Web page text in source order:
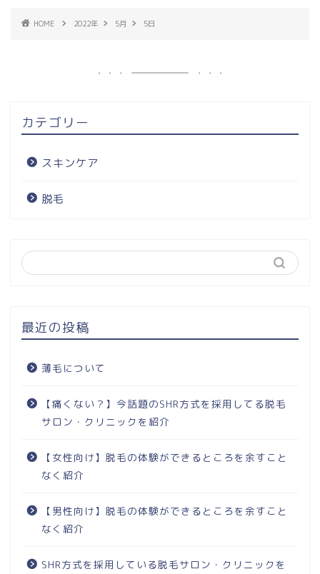
HOME 2022年 5月 5日
カテゴリー
スキンケア
脱毛
最近の投稿
薄毛について
【痛くない？】今話題のSHR方式を採用してる脱毛
サロン・クリニックを紹介
【女性向け】脱毛の体験ができるところを余すこと
なく紹介
【男性向け】脱毛の体験ができるところを余すこと
なく紹介
SHR方式を採用している脱毛サロン・クリニックを